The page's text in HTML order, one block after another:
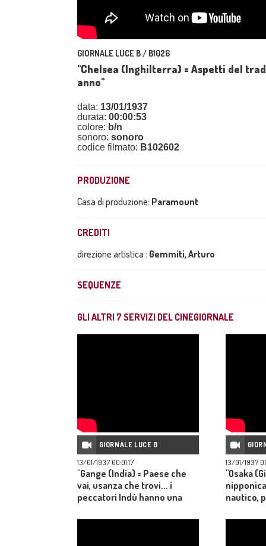
GIORNALE LUCE B / B1026
"Chelsea (Inghilterra) = Aspetti del
anno"
data: 13/01/1937
durata: 00:00:53
colore: b/n
sonoro: sonoro
codice filmato: B102602
PRODUZIONE
Casa di produzione: Paramount
CREDITI
direzione artistica : Gemmiti, Arturo
SEQUENZE
GLI ALTRI 7 SERVIZI DEL CINEGIORNALE
GIORNALE LUCE B
13/01/1937 00:01:17
"Gange (India) = Paese che
vai, usanza che trovi... i
peccatori Indù hanno una
purificarsi: vanno in
13/01/1937
"Osaka
nautico,
Osaka"